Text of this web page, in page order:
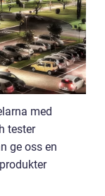
med
tester
ge oss en